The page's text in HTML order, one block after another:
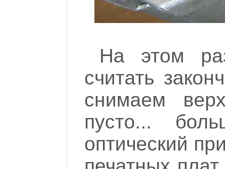
На этом
считать
снимаем
пусто...
оптический